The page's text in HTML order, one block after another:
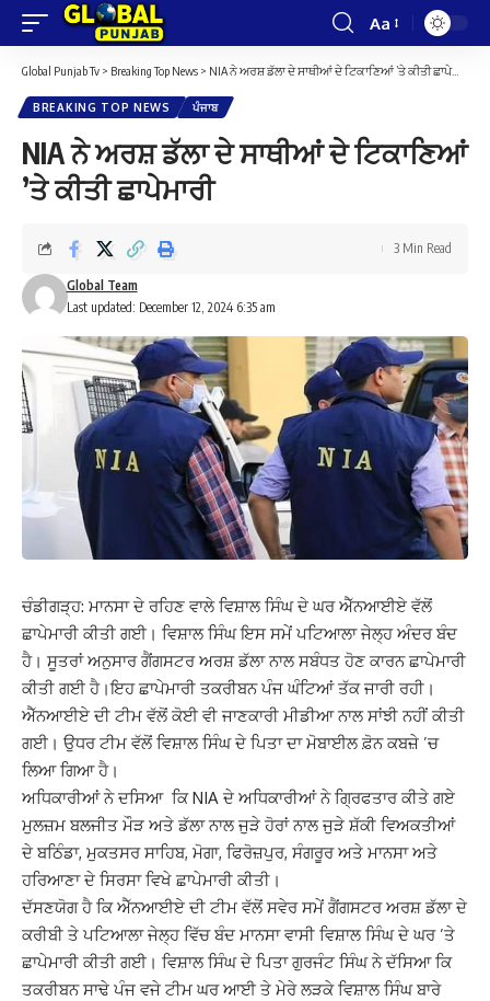
Font
Resizer
Aa
Global Punjab Tv > Breaking Top News > NIA ਨੇ ਅਰਸ਼ ਡੱਲਾ ਦੇ ਸਾਥੀਆਂ ਦੇ ਟਿਕਾਣਿਆਂ ’ਤੇ ਕੀਤੀ ਛਾਪੇਮਾਰੀ
BREAKING TOP NEWS ਪੰਜਾਬ
NIA ਨੇ ਅਰਸ਼ ਡੱਲਾ ਦੇ ਸਾਥੀਆਂ ਦੇ ਟਿਕਾਣਿਆਂ
’ਤੇ ਕੀਤੀ ਛਾਪੇਮਾਰੀ
Last updated: December 12, 2024 6:35 am
Global Team
3 Min Read
ਚੰਡੀਗੜ੍ਹ: ਮਾਨਸਾ ਦੇ ਰਹਿਣ ਵਾਲੇ ਵਿਸ਼ਾਲ ਸਿੰਘ ਦੇ ਘਰ ਐੱਨਆਈਏ ਵੱਲੋਂ
ਛਾਪੇਮਾਰੀ ਕੀਤੀ ਗਈ। ਵਿਸ਼ਾਲ ਸਿੰਘ ਇਸ ਸਮੇਂ ਪਟਿਆਲਾ ਜੇਲ੍ਹ ਅੰਦਰ ਬੰਦ
ਹੈ। ਸੂਤਰਾਂ ਅਨੁਸਾਰ ਗੈਂਗਸਟਰ ਅਰਸ਼ ਡੱਲਾ ਨਾਲ ਸਬੰਧਤ ਹੋਣ ਕਾਰਨ ਛਾਪੇਮਾਰੀ
ਕੀਤੀ ਗਈ ਹੈ।ਇਹ ਛਾਪੇਮਾਰੀ ਤਕਰੀਬਨ ਪੰਜ ਘੰਟਿਆਂ ਤੱਕ ਜਾਰੀ ਰਹੀ।
ਐੱਨਆਈਏ ਦੀ ਟੀਮ ਵੱਲੋਂ ਕੋਈ ਵੀ ਜਾਣਕਾਰੀ ਮੀਡੀਆ ਨਾਲ ਸਾਂਝੀ ਨਹੀਂ ਕੀਤੀ
ਗਈ। ਉਧਰ ਟੀਮ ਵੱਲੋਂ ਵਿਸ਼ਾਲ ਸਿੰਘ ਦੇ ਪਿਤਾ ਦਾ ਮੋਬਾਈਲ ਫ਼ੋਨ ਕਬਜ਼ੇ ’ਚ
ਲਿਆ ਗਿਆ ਹੈ।
ਅਧਿਕਾਰੀਆਂ ਨੇ ਦਸਿਆ ਕਿ NIA ਦੇ ਅਧਿਕਾਰੀਆਂ ਨੇ ਗ੍ਰਿਫਤਾਰ ਕੀਤੇ ਗਏ
ਮੁਲਜ਼ਮ ਬਲਜੀਤ ਮੌੜ ਅਤੇ ਡੱਲਾ ਨਾਲ ਜੁੜੇ ਹੋਰਾਂ ਨਾਲ ਜੁੜੇ ਸ਼ੱਕੀ ਵਿਅਕਤੀਆਂ
ਦੇ ਬਠਿੰਡਾ, ਮੁਕਤਸਰ ਸਾਹਿਬ, ਮੋਗਾ, ਫਿਰੋਜ਼ਪੁਰ, ਸੰਗਰੂਰ ਅਤੇ ਮਾਨਸਾ ਅਤੇ
ਹਰਿਆਣਾ ਦੇ ਸਿਰਸਾ ਵਿਖੇ ਛਾਪੇਮਾਰੀ ਕੀਤੀ।
ਦੱਸਣਯੋਗ ਹੈ ਕਿ ਐੱਨਆਈਏ ਦੀ ਟੀਮ ਵੱਲੋਂ ਸਵੇਰ ਸਮੇਂ ਗੈਂਗਸਟਰ ਅਰਸ਼ ਡੱਲਾ ਦੇ
ਕਰੀਬੀ ਤੇ ਪਟਿਆਲਾ ਜੇਲ੍ਹ ਵਿੱਚ ਬੰਦ ਮਾਨਸਾ ਵਾਸੀ ਵਿਸ਼ਾਲ ਸਿੰਘ ਦੇ ਘਰ ’ਤੇ
ਛਾਪੇਮਾਰੀ ਕੀਤੀ ਗਈ। ਵਿਸ਼ਾਲ ਸਿੰਘ ਦੇ ਪਿਤਾ ਗੁਰਜੰਟ ਸਿੰਘ ਨੇ ਦੱਸਿਆ ਕਿ
ਤਕਰੀਬਨ ਸਾਢੇ ਪੰਜ ਵਜੇ ਟੀਮ ਘਰ ਆਈ ਤੇ ਮੇਰੇ ਲੜਕੇ ਵਿਸ਼ਾਲ ਸਿੰਘ ਬਾਰੇ